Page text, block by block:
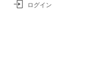
ログイン